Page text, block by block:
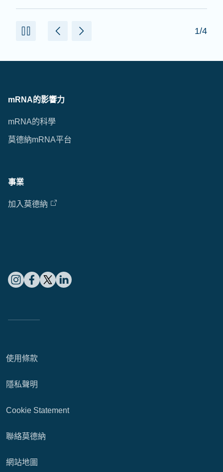
1/4
mRNA的影響力
mRNA的科學
莫德納mRNA平台
事業
加入莫德納
使用條款
隱私聲明
Cookie Statement
聯絡莫德納
網站地圖